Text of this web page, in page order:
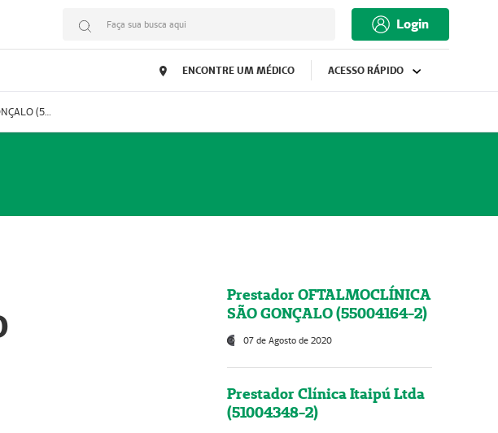
Faça sua busca aqui Login
ENCONTRE UM MÉDICO ACESSO RÁPIDO
Prestador OFTALMOCLÍNICA SÃO GONÇALO (55004164-2)
Prestador OFTALMOCLÍNICA
SÃO GONÇALO (55004164-2)
07 de Agosto de 2020
Prestador Clínica Itaipú Ltda
(51004348-2)